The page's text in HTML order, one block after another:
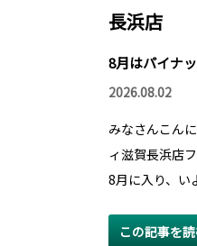
長浜店
8月はパイナ
2026.08.02
みなさんこん
ィ滋賀長浜店
8月に入り、
この記事を